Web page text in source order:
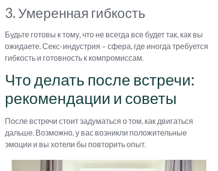
3. Умеренная гибкость
Будьте готовы к тому, что не всегда все будет так, как вы
ожидаете. Секс-индустрия – сфера, где иногда требуется
гибкость и готовность к компромиссам.
Что делать после встречи:
рекомендации и советы
После встречи стоит задуматься о том, как двигаться
дальше. Возможно, у вас возникли положительные
эмоции и вы хотели бы повторить опыт.